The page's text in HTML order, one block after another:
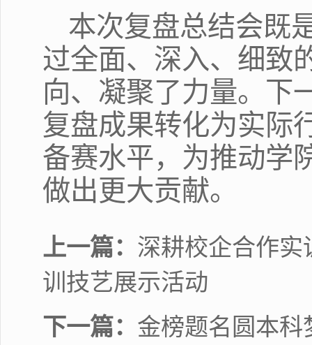
本次复盘总结会既
过全面、深入、细致
向、凝聚了力量。下
复盘成果转化为实际
备赛水平，为推动学
做出更大贡献。
上一篇： 深耕校企合作
训技艺展示活动
下一篇： 金榜题名圆本